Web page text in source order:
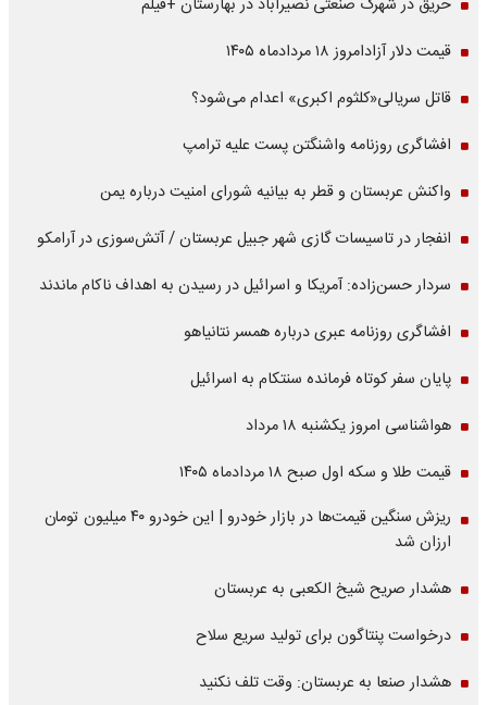
حریق در شهرک صنعتی نصیرآباد در بهارستان +فیلم
قیمت دلار آزادامروز ۱۸ مردادماه ۱۴۰۵
قاتل سریالی«کلثوم اکبری» اعدام می‌شود؟
افشاگری روزنامه واشنگتن پست علیه ترامپ
واکنش عربستان و قطر به بیانیه شورای امنیت درباره یمن
انفجار در تاسیسات گازی شهر جبیل عربستان / آتش‌سوزی در آرامکو
سردار حسن‌زاده: آمریکا و اسرائیل در رسیدن به اهداف ناکام ماندند
افشاگری روزنامه عبری درباره همسر نتانیاهو
پایان سفر کوتاه فرمانده سنتکام به اسرائیل
هواشناسی امروز یکشنبه ۱۸ مرداد
قیمت طلا و سکه اول صبح ۱۸ مردادماه ۱۴۰۵
ریزش سنگین قیمت‌ها در بازار خودرو | این خودرو ۴۰ میلیون تومان
ارزان شد
هشدار صریح شیخ الکعبی به عربستان
درخواست پنتاگون برای تولید سریع سلاح
هشدار صنعا به عربستان: وقت تلف نکنید